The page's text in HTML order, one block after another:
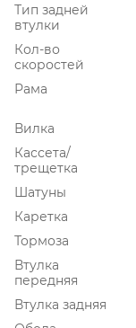
Тип задней
втулки
Кол-во
скоростей
Рама
Вилка
Кассета/
трещетка
Шатуны
Каретка
Тормоза
Втулка
передняя
Втулка задняя